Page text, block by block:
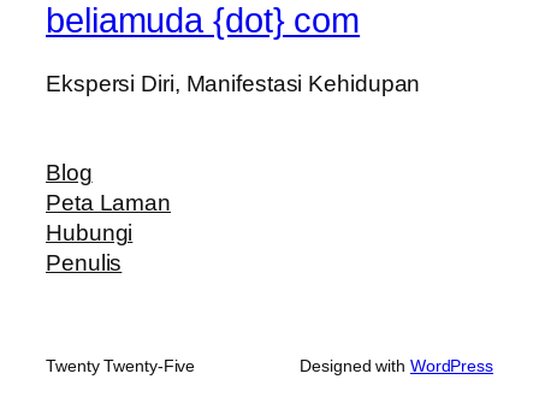
beliamuda {dot} com
Ekspersi Diri, Manifestasi Kehidupan
Blog
Peta Laman
Hubungi
Penulis
Twenty Twenty-Five Designed with WordPress